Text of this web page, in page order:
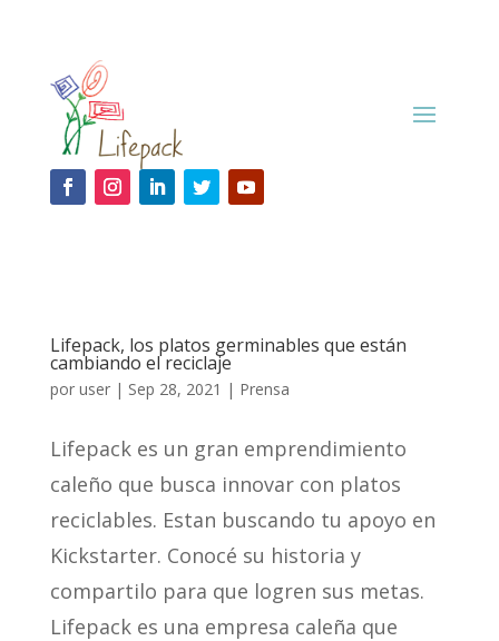
Lifepack, los platos germinables que están
cambiando el reciclaje
por user| Sep 28, 2021 | Prensa
Lifepack es un gran emprendimiento
caleño que busca innovar con platos
reciclables. Estan buscando tu apoyo en
Kickstarter. Conocé su historia y
compartilo para que logren sus metas.
Lifepack es una empresa caleña que